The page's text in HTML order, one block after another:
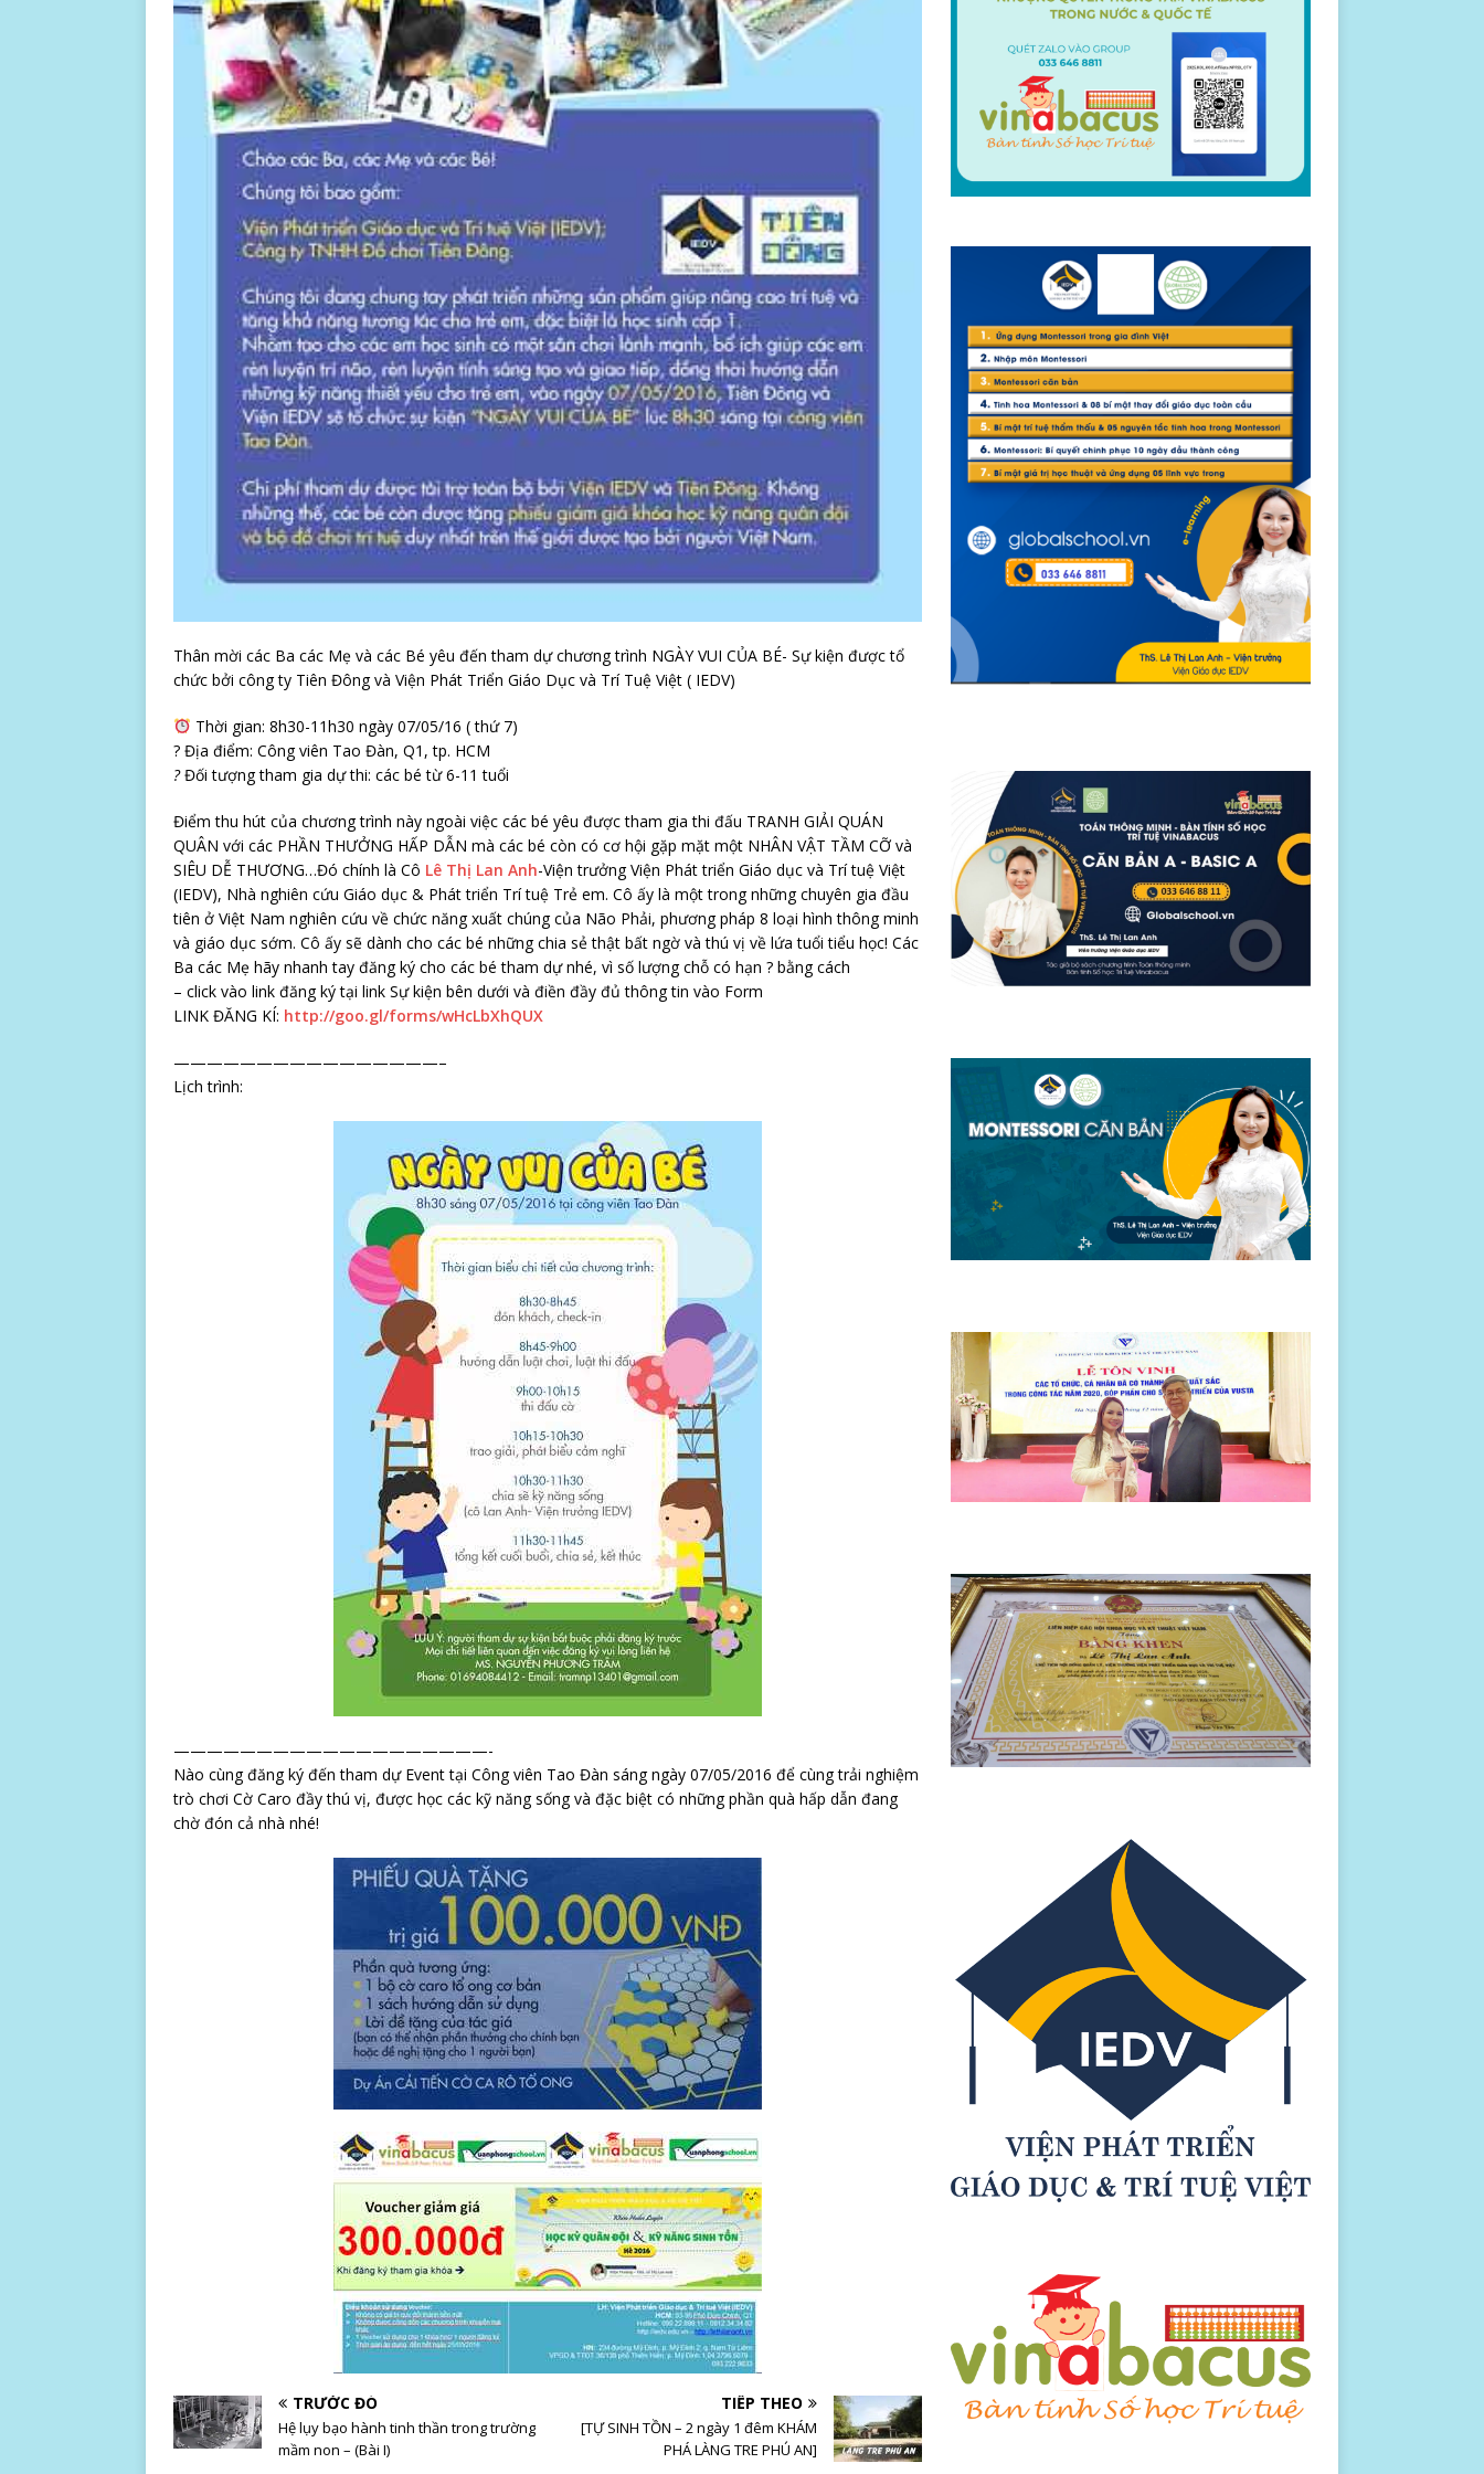
Thân mời các Ba các Mẹ và các Bé yêu đến tham dự chương trình NGÀY VUI CỦA BÉ- Sự kiện được tổ
chức bởi công ty Tiên Đông và Viện Phát Triển Giáo Dục và Trí Tuệ Việt ( IEDV)
Thời gian: 8h30-11h30 ngày 07/05/16 ( thứ 7)
? Địa điểm: Công viên Tao Đàn, Q1, tp. HCM
?Đối tượng tham gia dự thi: các bé từ 6-11 tuổi
Điểm thu hút của chương trình này ngoài việc các bé yêu được tham gia thi đấu TRANH GIẢI QUÁN
QUÂN với các PHẦN THƯỞNG HẤP DẪN mà các bé còn có cơ hội gặp mặt một NHÂN VẬT TẦM CỠ và
SIÊU DỄ THƯƠNG…Đó chính là Cô Lê Thị Lan Anh-Viện trưởng Viện Phát triển Giáo dục và Trí tuệ Việt
(IEDV), Nhà nghiên cứu Giáo dục & Phát triển Trí tuệ Trẻ em. Cô ấy là một trong những chuyên gia đầu
tiên ở Việt Nam nghiên cứu về chức năng xuất chúng của Não Phải, phương pháp 8 loại hình thông minh
và giáo dục sớm. Cô ấy sẽ dành cho các bé những chia sẻ thật bất ngờ và thú vị về lứa tuổi tiểu học! Các
Ba các Mẹ hãy nhanh tay đăng ký cho các bé tham dự nhé, vì số lượng chỗ có hạn ? bằng cách
– click vào link đăng ký tại link Sự kiện bên dưới và điền đầy đủ thông tin vào Form
LINK ĐĂNG KÍ: http://goo.gl/forms/wHcLbXhQUX
————————————————–
Lịch trình:
———————————————————-
Nào cùng đăng ký đến tham dự Event tại Công viên Tao Đàn sáng ngày 07/05/2016 để cùng trải nghiệm
trò chơi Cờ Caro đầy thú vị, được học các kỹ năng sống và đặc biệt có những phần quà hấp dẫn đang
chờ đón cả nhà nhé!
TRƯỚC ĐÓ
Hệ lụy bạo hành tinh thần trong trường
mầm non – (Bài I)
TIẾP THEO
[TỰ SINH TỒN – 2 ngày 1 đêm KHÁM
PHÁ LÀNG TRE PHÚ AN]